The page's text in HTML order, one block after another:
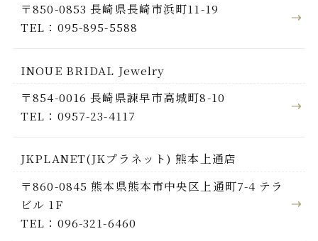
〒850-0853 長崎県長崎市浜町11-19
TEL：095-895-5588
INOUE BRIDAL Jewelry
〒854-0016 長崎県諫早市高城町8-10
TEL：0957-23-4117
JKPLANET(JKプラネット) 熊本上通店
〒860-0845 熊本県熊本市中央区上通町7-4 テラ
ビル 1F
TEL：096-321-6460